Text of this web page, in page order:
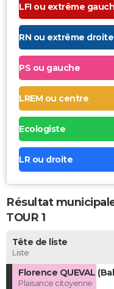
LFI ou extrême
RN ou extrême droite
PS ou gauche
LREM ou centre
Ecologiste
LR ou droite
Résultat
TOUR 1
Tête de liste
Liste
Florence QUEVAL
Plaisance citoyenne